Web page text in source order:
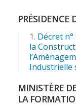
PRÉSIDENCE
Décret
la
Industrielle
MINISTÈRE
LA